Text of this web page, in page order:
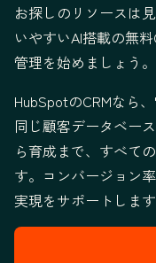
お探しのリソースは
いやすいAI搭載の無
管理を始めましょう。
HubSpotのCRMなら
同じ顧客データベー
ら育成まで、すべて
す。コンバージョン
実現をサポートします